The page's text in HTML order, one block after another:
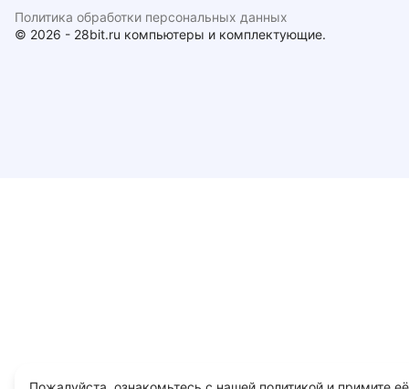
© 2026 - 28bit.ru компьютеры и комплектующие.
Политика обработки персональных данных